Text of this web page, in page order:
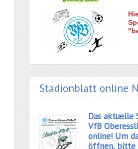
Stadionblatt online
Das aktuelle
VfB
online! Um
öffnen, bitte